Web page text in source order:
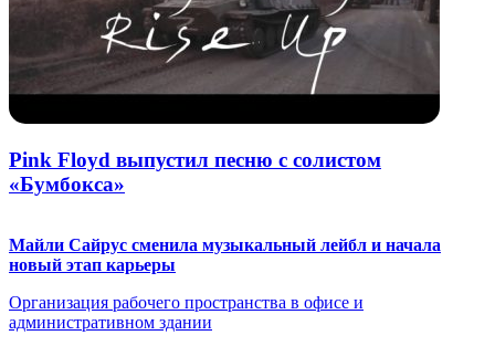
Pink Floyd выпустил песню с солистом
«Бумбокса»
Майли Сайрус сменила музыкальный лейбл и начала
новый этап карьеры
Организация рабочего пространства в офисе и
административном здании